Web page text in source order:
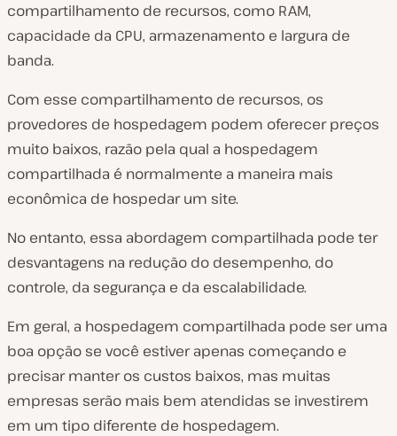
compartilhamento de recursos, como RAM,
capacidade da CPU, armazenamento e largura de
banda.
Com esse compartilhamento de recursos, os
provedores de hospedagem podem oferecer preços
muito baixos, razão pela qual a hospedagem
compartilhada é normalmente a maneira mais
econômica de hospedar um site.
No entanto, essa abordagem compartilhada pode ter
desvantagens na redução do desempenho, do
controle, da segurança e da escalabilidade.
Em geral, a hospedagem compartilhada pode ser uma
boa opção se você estiver apenas começando e
precisar manter os custos baixos, mas muitas
empresas serão mais bem atendidas se investirem
em um tipo diferente de hospedagem.